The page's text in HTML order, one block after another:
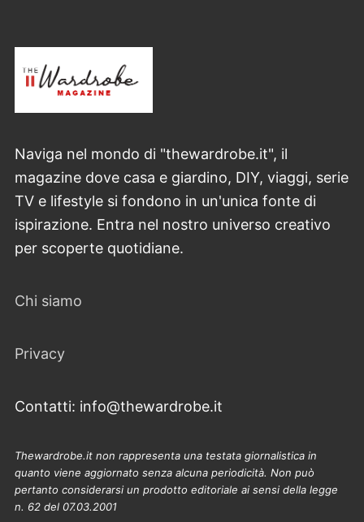
Naviga nel mondo di "thewardrobe.it", il
magazine dove casa e giardino, DIY, viaggi, serie
TV e lifestyle si fondono in un'unica fonte di
ispirazione. Entra nel nostro universo creativo
per scoperte quotidiane.
Chi siamo
Privacy
Contatti: info@thewardrobe.it
Thewardrobe.it non rappresenta una testata giornalistica in
quanto viene aggiornato senza alcuna periodicità. Non può
pertanto considerarsi un prodotto editoriale ai sensi della legge
n. 62 del 07.03.2001